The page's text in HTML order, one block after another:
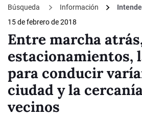
Búsqueda Información
15 de febrero de 2018
Entre marcha
estacionamientos,
para conducir
ciudad y la
vecinos